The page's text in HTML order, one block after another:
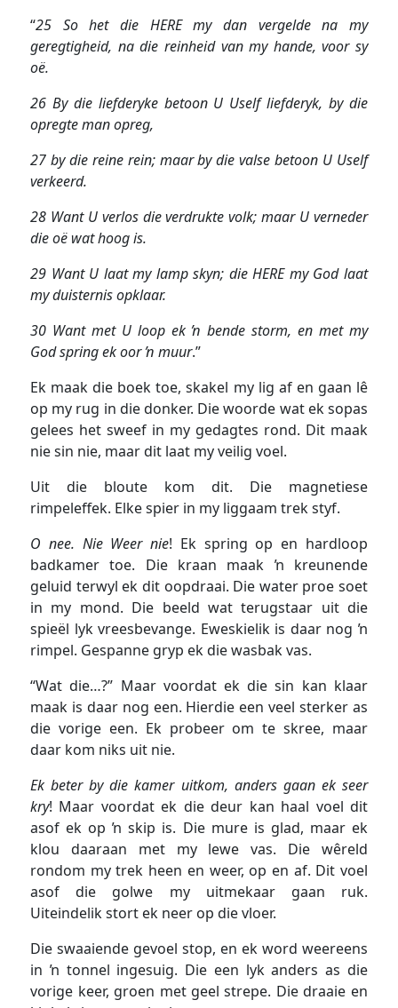
“25 So het die HERE my dan vergelde na my
geregtigheid, na die reinheid van my hande, voor sy
oë.
26 By die liefderyke betoon U Uself liefderyk, by die
opregte man opreg,
27 by die reine rein; maar by die valse betoon U Uself
verkeerd.
28 Want U verlos die verdrukte volk; maar U verneder
die oë wat hoog is.
29 Want U laat my lamp skyn; die HERE my God laat
my duisternis opklaar.
30 Want met U loop ek ŉ bende storm, en met my
God spring ek oor ŉ muur.”
Ek maak die boek toe, skakel my lig af en gaan lê
op my rug in die donker. Die woorde wat ek sopas
gelees het sweef in my gedagtes rond. Dit maak
nie sin nie, maar dit laat my veilig voel.
Uit die bloute kom dit. Die magnetiese
rimpeleffek. Elke spier in my liggaam trek styf.
O nee. Nie Weer nie! Ek spring op en hardloop
badkamer toe. Die kraan maak ŉ kreunende
geluid terwyl ek dit oopdraai. Die water proe soet
in my mond. Die beeld wat terugstaar uit die
spieël lyk vreesbevange. Eweskielik is daar nog ŉ
rimpel. Gespanne gryp ek die wasbak vas.
“Wat die…?” Maar voordat ek die sin kan klaar
maak is daar nog een. Hierdie een veel sterker as
die vorige een. Ek probeer om te skree, maar
daar kom niks uit nie.
Ek beter by die kamer uitkom, anders gaan ek seer
kry! Maar voordat ek die deur kan haal voel dit
asof ek op ŉ skip is. Die mure is glad, maar ek
klou daaraan met my lewe vas. Die wêreld
rondom my trek heen en weer, op en af. Dit voel
asof die golwe my uitmekaar gaan ruk.
Uiteindelik stort ek neer op die vloer.
Die swaaiende gevoel stop, en ek word weereens
in ŉ tonnel ingesuig. Die een lyk anders as die
vorige keer, groen met geel strepe. Die draaie en